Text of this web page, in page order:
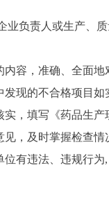
业负责人或生产、
内容，准确、全面
现的不合格项目如
实，填写《药品生
见，及时掌握检查
有违法、违规行